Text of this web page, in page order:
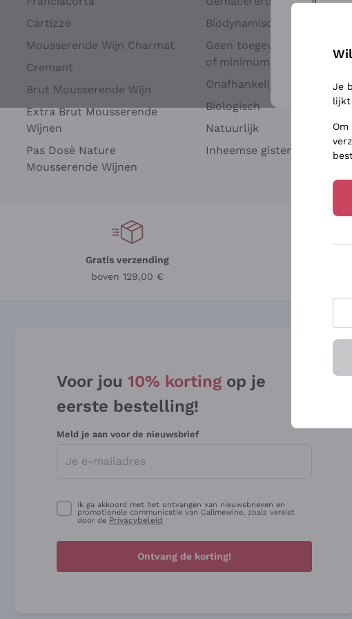
Cartizze
Mousserende Wijn Charmat
Cremant
Brut Mousserende Wijn
Extra Brut Mousserende
Wijnen
Pas Dosè Nature
Mousserende Wijnen
Biodynamisch
Geen toegevoegde sulfieten
of minimum
Onafhankelijke
Biologisch
Natuurlijk
Inheemse gisten
Gratis verzending
boven 129,00 €
Voor jou 10% korting op je
eerste bestelling!
Meld je aan voor de nieuwsbrief
Ik ga akkoord met het ontvangen van nieuwsbrieven en
promotionele communicatie van Callmewine, zoals vereist
door de Privacybeleid
Ontvang de korting!
Voor meerJe
lijkt